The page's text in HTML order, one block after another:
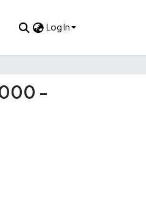
Log In
-